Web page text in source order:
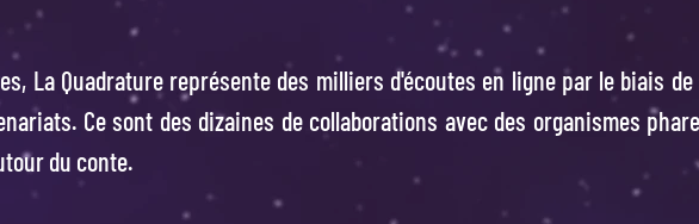
La Quadrature représente des milliers d'écoutes en ligne par le biais
Ce sont des dizaines de collaborations avec des organismes
du conte.